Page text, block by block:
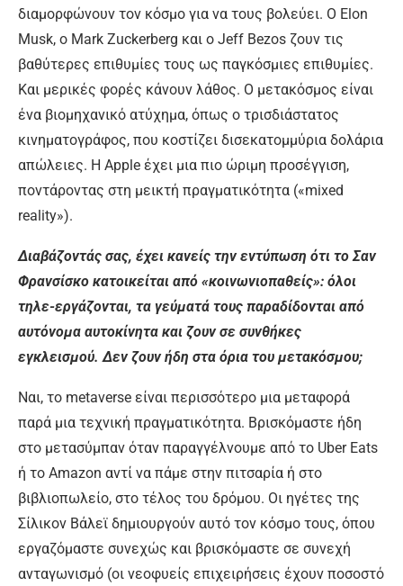
διαμορφώνουν τον κόσμο για να τους βολεύει. Ο Elon
Musk, ο Mark Zuckerberg και ο Jeff Bezos ζουν τις
βαθύτερες επιθυμίες τους ως παγκόσμιες επιθυμίες.
Και μερικές φορές κάνουν λάθος. Ο μετακόσμος είναι
ένα βιομηχανικό ατύχημα, όπως ο τρισδιάστατος
κινηματογράφος, που κοστίζει δισεκατομμύρια δολάρια
απώλειες. Η Apple έχει μια πιο ώριμη προσέγγιση,
ποντάροντας στη μεικτή πραγματικότητα («mixed
reality»).
Διαβάζοντάς σας, έχει κανείς την εντύπωση ότι το Σαν
Φρανσίσκο κατοικείται από «κοινωνιοπαθείς»: όλοι
τηλε-εργάζονται, τα γεύματά τους παραδίδονται από
αυτόνομα αυτοκίνητα και ζουν σε συνθήκες
εγκλεισμού. Δεν ζουν ήδη στα όρια του μετακόσμου;
Ναι, το metaverse είναι περισσότερο μια μεταφορά
παρά μια τεχνική πραγματικότητα. Βρισκόμαστε ήδη
στο μετασύμπαν όταν παραγγέλνουμε από το Uber Eats
ή το Amazon αντί να πάμε στην πιτσαρία ή στο
βιβλιοπωλείο, στο τέλος του δρόμου. Οι ηγέτες της
Σίλικον Βάλεϊ δημιουργούν αυτό τον κόσμο τους, όπου
εργαζόμαστε συνεχώς και βρισκόμαστε σε συνεχή
ανταγωνισμό (οι νεοφυείς επιχειρήσεις έχουν ποσοστό